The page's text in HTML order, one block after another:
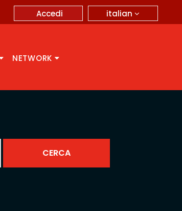
italian
Accedi
NETWORK